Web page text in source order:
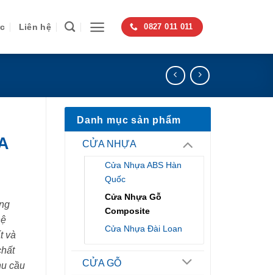
Liên hệ 0827 011 011
Danh mục sản phẩm
CỬA NHỰA
Cửa Nhựa ABS Hàn
Quốc
Cửa Nhựa Gỗ
Composite
Cửa Nhựa Đài Loan
CỬA GỖ
và
cầu